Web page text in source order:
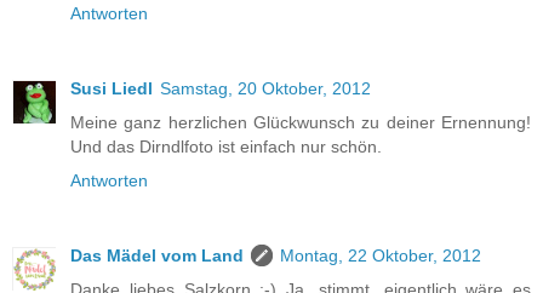
Antworten
Susi Liedl Samstag, 20 Oktober, 2012
Meine ganz herzlichen Glückwunsch zu deiner Ernennung!
Und das Dirndlfoto ist einfach nur schön.
Antworten
Das Mädel vom Land
Montag, 22 Oktober, 2012